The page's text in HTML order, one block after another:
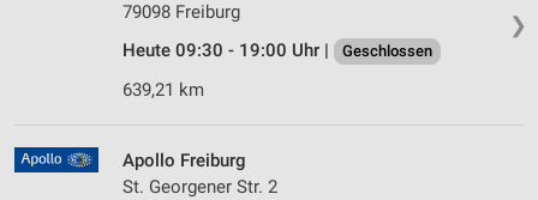
❯
79098 Freiburg
Heute 09:30 - 19:00 Uhr |
Geschlossen
639,21 km
Apollo Freiburg
St. Georgener Str. 2